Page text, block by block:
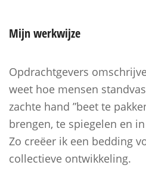
Mijnwerkwijze
Opdrachtgevers
weet hoe mensen
zachte hand ”beet te
brengen, te spiegelen en
Zo creëer ik een bedding
collectieve ontwikkeling.